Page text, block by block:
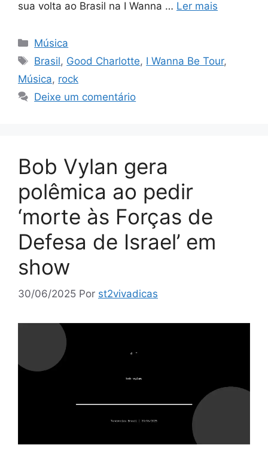
sua volta ao Brasil na I Wanna … Ler mais
Categorias
Música
Tags
Brasil, Good Charlotte, I Wanna Be Tour,
Música, rock
Deixe um comentário
Bob Vylan gera
polêmica ao pedir
‘morte às Forças de
Defesa de Israel’ em
show
30/06/2025 Por st2vivadicas